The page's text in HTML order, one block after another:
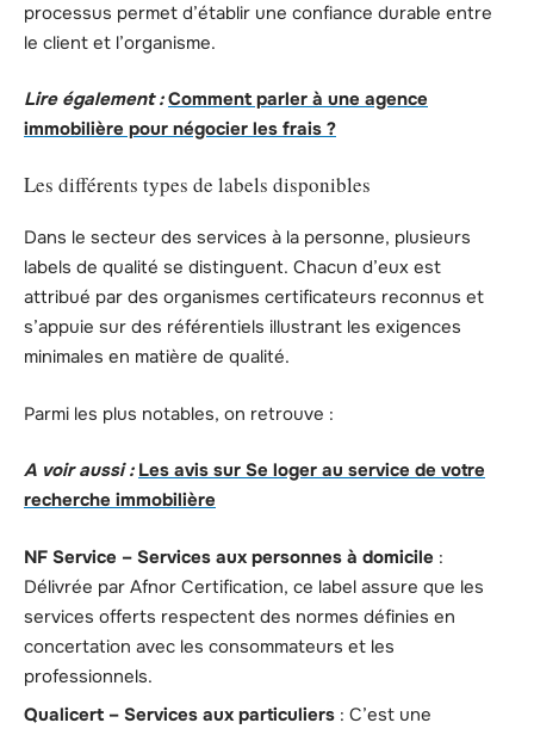
processus permet d’établir une confiance durable entre
le client et l’organisme.
Lire également : Comment parler à une agence
immobilière pour négocier les frais ?
Les différents types de labels disponibles
Dans le secteur des services à la personne, plusieurs
labels de qualité se distinguent. Chacun d’eux est
attribué par des organismes certificateurs reconnus et
s’appuie sur des référentiels illustrant les exigences
minimales en matière de qualité.
Parmi les plus notables, on retrouve :
A voir aussi : Les avis sur Se loger au service de votre
recherche immobilière
NF Service – Services aux personnes à domicile :
Délivrée par Afnor Certification, ce label assure que les
services offerts respectent des normes définies en
concertation avec les consommateurs et les
professionnels.
Qualicert – Services aux particuliers : C’est une